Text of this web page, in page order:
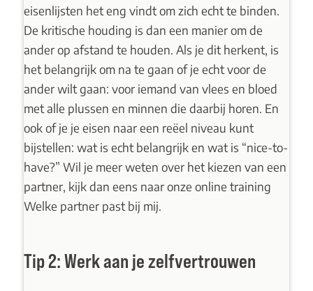
eisenlijsten het eng vindt om zich echt te binden.
De kritische houding is dan een manier om de
ander op afstand te houden. Als je dit herkent, is
het belangrijk om na te gaan of je echt voor de
ander wilt gaan: voor iemand van vlees en bloed
met alle plussen en minnen die daarbij horen. En
ook of je je eisen naar een reëel niveau kunt
bijstellen: wat is echt belangrijk en wat is “nice-to-
have?” Wil je meer weten over het kiezen van een
partner, kijk dan eens naar onze online training
Welke partner past bij mij.
Tip 2: Werk aan je zelfvertrouwen